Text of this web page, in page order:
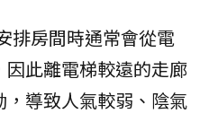
排房間時通常會從電
此離電梯較遠的走廊
導致人氣較弱、陰氣